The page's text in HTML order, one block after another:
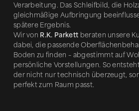
Verarbeitung. Das Schleifbild, die
gleichmäßige Aufbringung
spätere Ergebnis.
Wir von R.K. Parkett beraten unsere
dabei, die passende
Boden zu finden – abgestimmt auf
persönliche Vorstellungen. So
der nicht nur technisch überzeugt,
perfekt zum Raum passt.